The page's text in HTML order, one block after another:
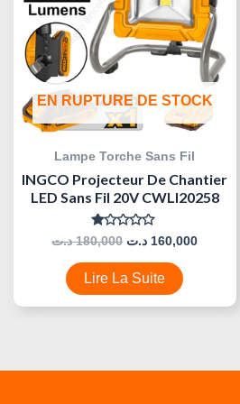
EN RUPTURE DE STOCK
Lampe Torche Sans Fil
INGCO Projecteur De Chantier
LED Sans Fil 20V CWLI20258
Note
0
Sur
5
180,000 د.ت 160,000 د.ت
Lire La Suite